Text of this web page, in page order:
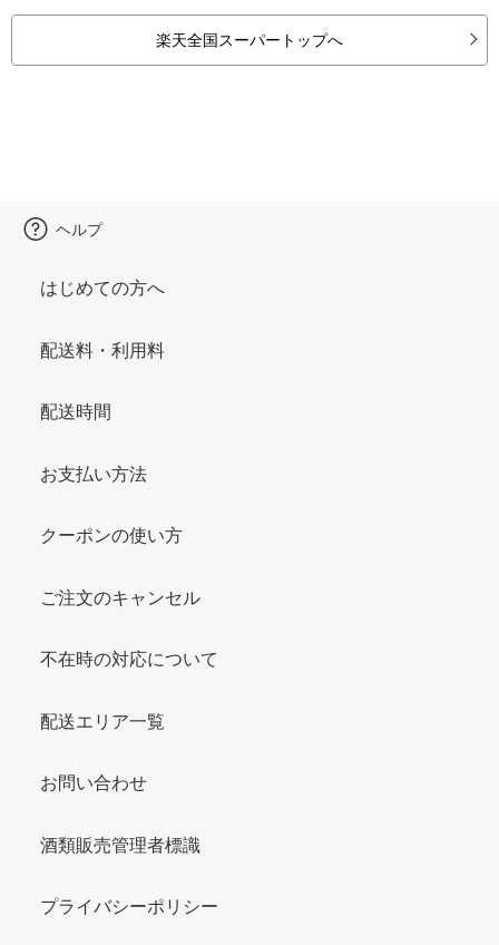
楽天全国スーパートップへ
ヘルプ
はじめての方へ
配送料・利用料
配送時間
お支払い方法
クーポンの使い方
ご注文のキャンセル
不在時の対応について
配送エリア一覧
お問い合わせ
酒類販売管理者標識
プライバシーポリシー